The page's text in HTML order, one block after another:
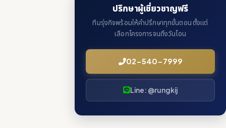
ปรึกษาผู้เชี่ยวชาญฟรี
ทีมรุ่งกิจพร้อมให้คำปรึกษาทุกขั้นตอน ตั้งแต่
เลือกโครงการจนถึงวันโอน
02-540-7999
Line: @rungkij